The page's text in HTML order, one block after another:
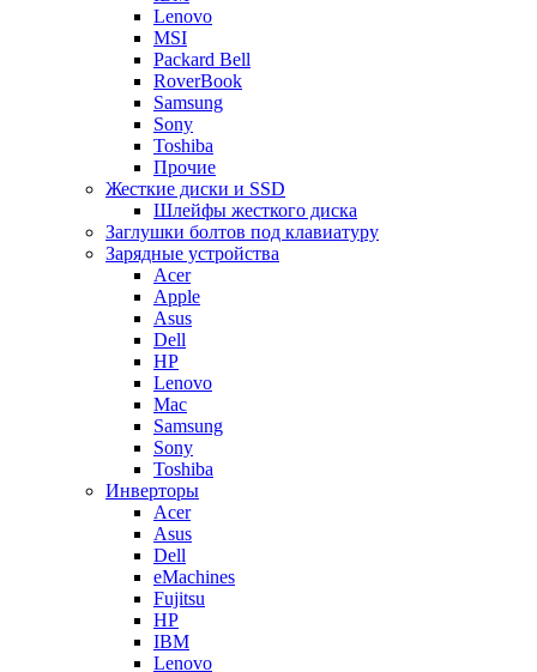
Lenovo
MSI
Packard Bell
RoverBook
Samsung
Sony
Toshiba
Прочие
Жесткие диски и SSD
Шлейфы жесткого диска
Заглушки болтов под клавиатуру
Зарядные устройства
Acer
Apple
Asus
Dell
HP
Lenovo
Mac
Samsung
Sony
Toshiba
Инверторы
Acer
Asus
Dell
eMachines
Fujitsu
HP
IBM
Lenovo